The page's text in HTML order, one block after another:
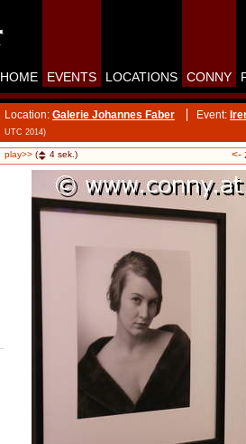
HOME EVENTS LOCATIONS CONNY
Location: Galerie Johannes Faber Event:
UTC 2014)
play>> ( 4 sek.) <-